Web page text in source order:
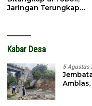
Jaringan Terungkap
Kabar Desa
5 Agustus